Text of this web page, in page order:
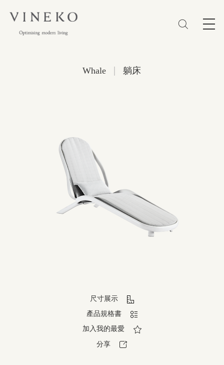
收藏 (0)
Whale | 躺床
尺寸展示
產品規格書
加入我的最愛
分享